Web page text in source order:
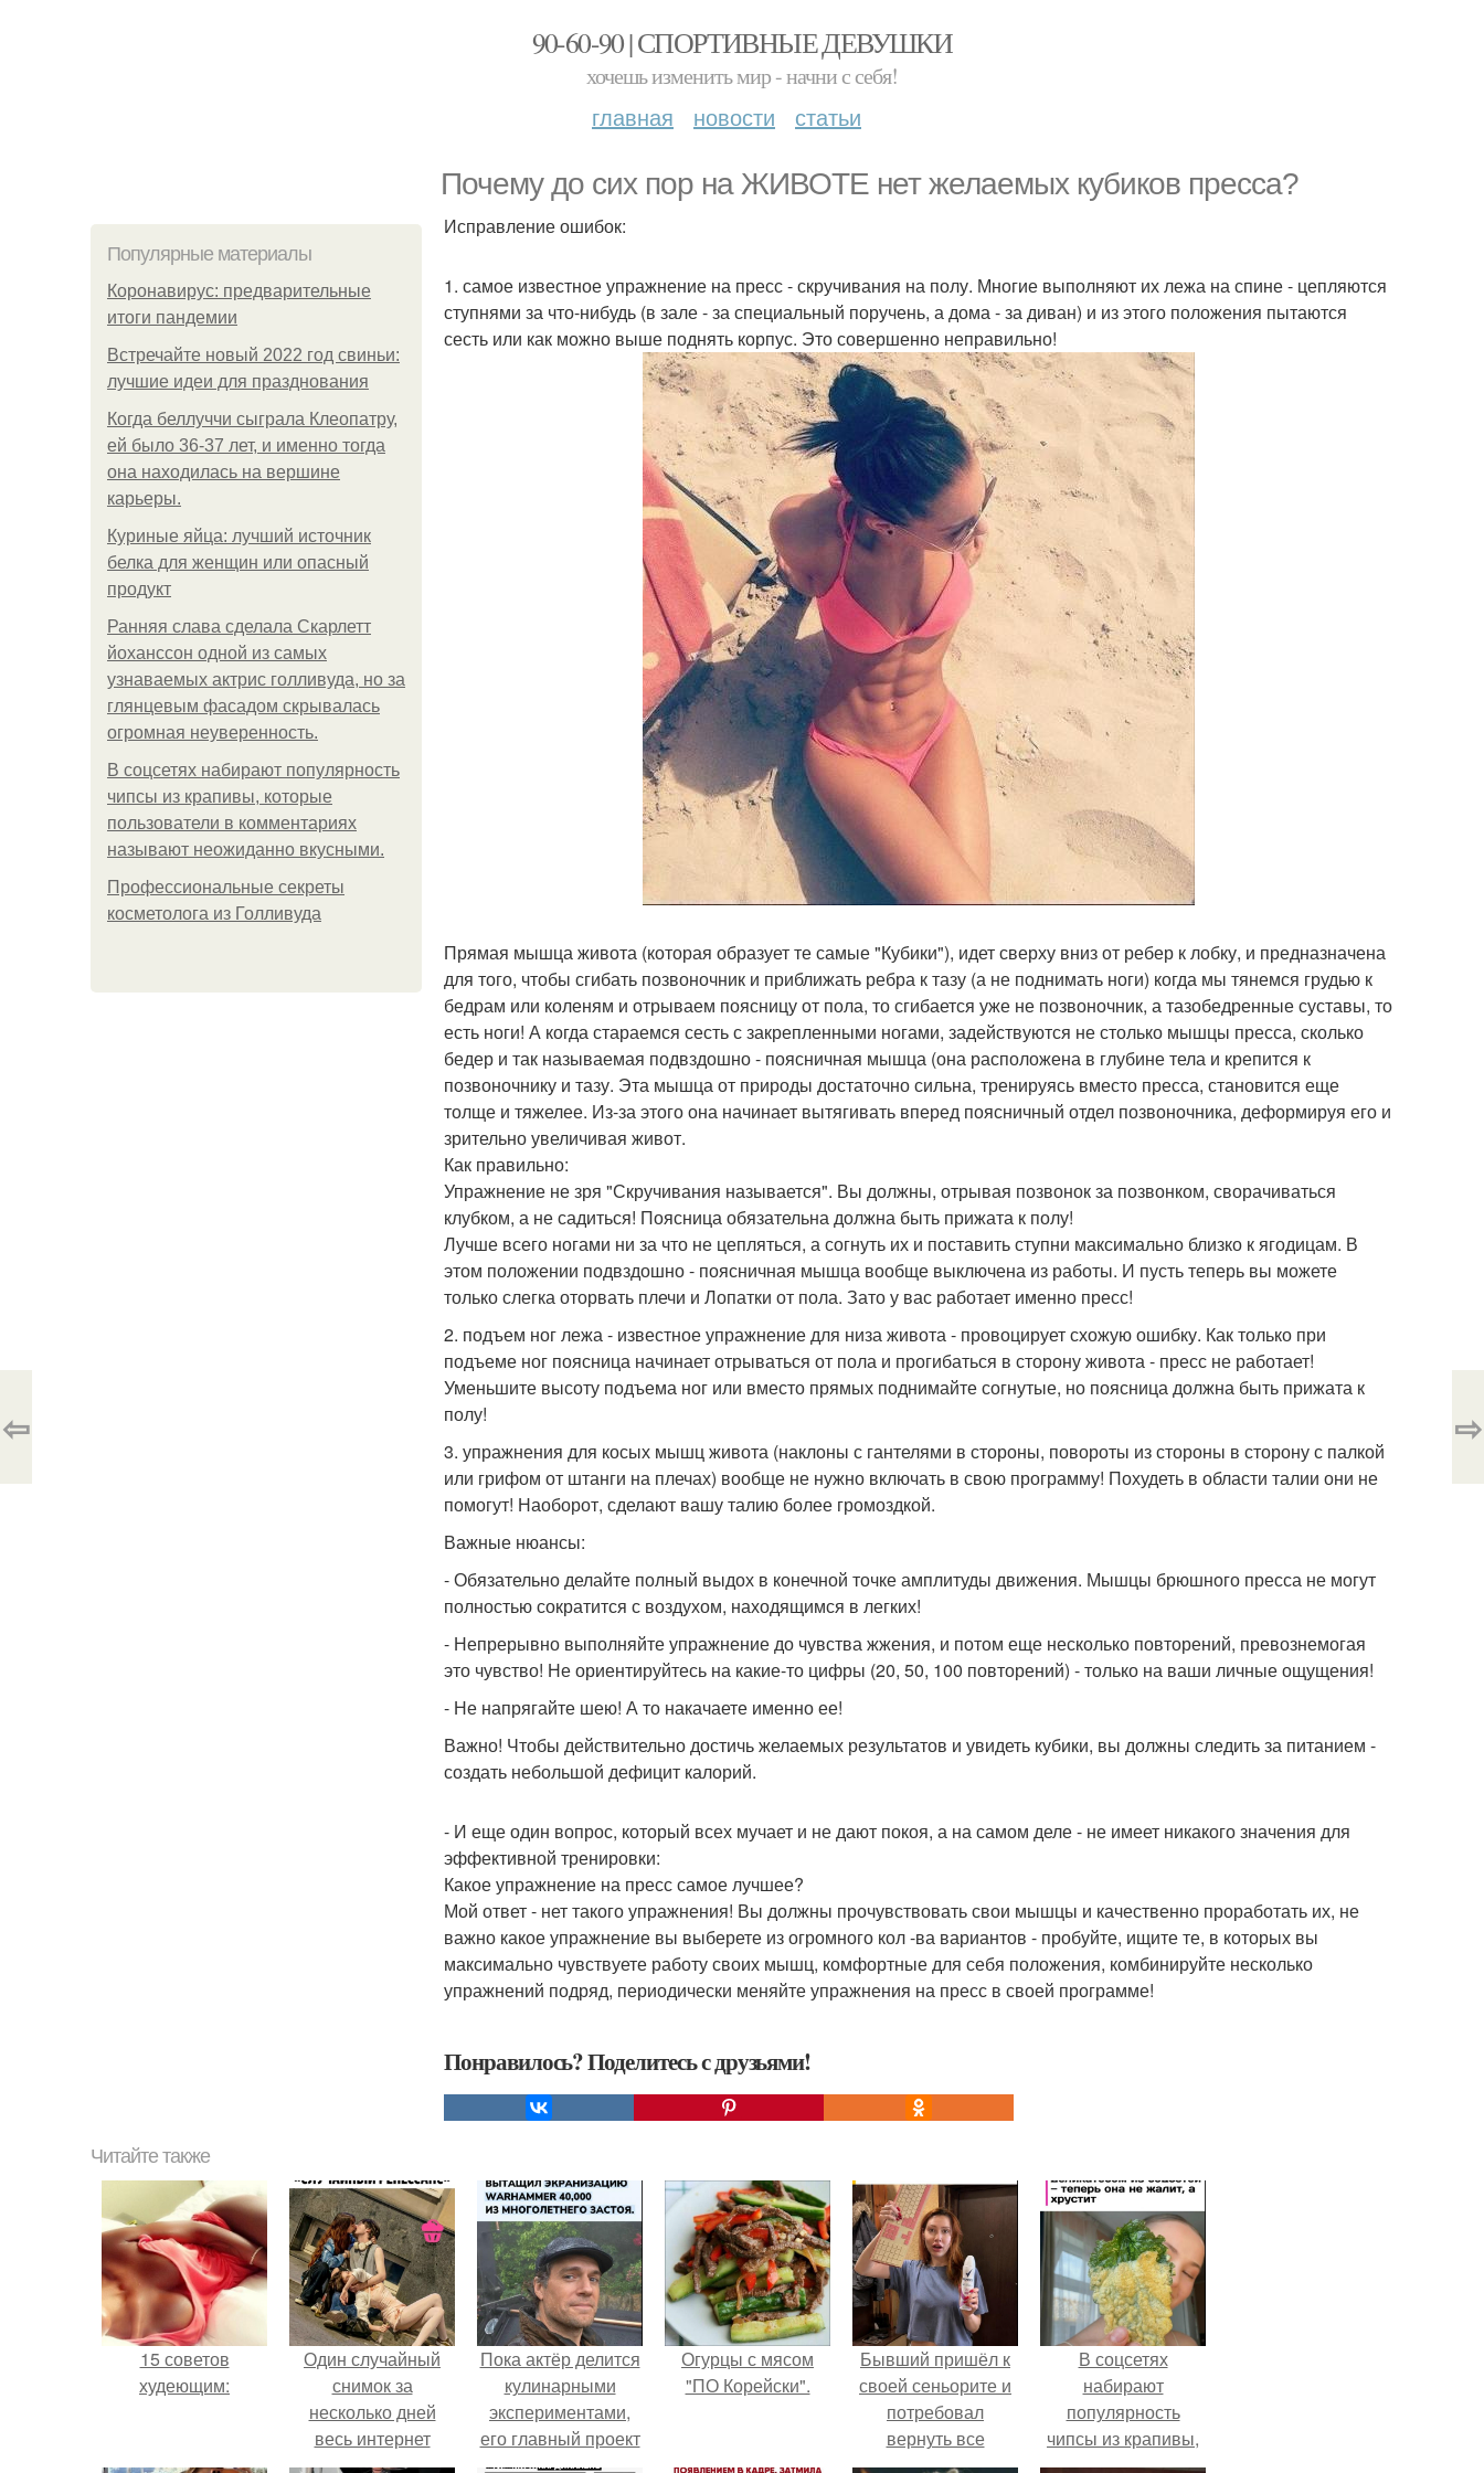
90-60-90 | СПОРТИВНЫЕ ДЕВУШКИ
хочешь изменить мир - начни с себя!
главная новости статьи
Почему до сих пор на ЖИВОТЕ нет желаемых кубиков пресса?
Популярные материалы
Коронавирус: предварительные
итоги пандемии
Встречайте новый 2022 год свиньи:
лучшие идеи для празднования
Когда беллуччи сыграла Клеопатру,
ей было 36-37 лет, и именно тогда
она находилась на вершине
карьеры.
Куриные яйца: лучший источник
белка для женщин или опасный
продукт
Ранняя слава сделала Скарлетт
йоханссон одной из самых
узнаваемых актрис голливуда, но за
глянцевым фасадом скрывалась
огромная неуверенность.
В соцсетях набирают популярность
чипсы из крапивы, которые
пользователи в комментариях
называют неожиданно вкусными.
Профессиональные секреты
косметолога из Голливуда
Исправление ошибок:
1. самое известное упражнение на пресс - скручивания на полу. Многие выполняют их лежа на спине - цепляются
ступнями за что-нибудь (в зале - за специальный поручень, а дома - за диван) и из этого положения пытаются
сесть или как можно выше поднять корпус. Это совершенно неправильно!
Прямая мышца живота (которая образует те самые "Кубики"), идет сверху вниз от ребер к лобку, и предназначена
для того, чтобы сгибать позвоночник и приближать ребра к тазу (а не поднимать ноги) когда мы тянемся грудью к
бедрам или коленям и отрываем поясницу от пола, то сгибается уже не позвоночник, а тазобедренные суставы, то
есть ноги! А когда стараемся сесть с закрепленными ногами, задействуются не столько мышцы пресса, сколько
бедер и так называемая подвздошно - поясничная мышца (она расположена в глубине тела и крепится к
позвоночнику и тазу. Эта мышца от природы достаточно сильна, тренируясь вместо пресса, становится еще
толще и тяжелее. Из-за этого она начинает вытягивать вперед поясничный отдел позвоночника, деформируя его и
зрительно увеличивая живот.
Как правильно:
Упражнение не зря "Скручивания называется". Вы должны, отрывая позвонок за позвонком, сворачиваться
клубком, а не садиться! Поясница обязательна должна быть прижата к полу!
Лучше всего ногами ни за что не цепляться, а согнуть их и поставить ступни максимально близко к ягодицам. В
этом положении подвздошно - поясничная мышца вообще выключена из работы. И пусть теперь вы можете
только слегка оторвать плечи и Лопатки от пола. Зато у вас работает именно пресс!
2. подъем ног лежа - известное упражнение для низа живота - провоцирует схожую ошибку. Как только при
подъеме ног поясница начинает отрываться от пола и прогибаться в сторону живота - пресс не работает!
Уменьшите высоту подъема ног или вместо прямых поднимайте согнутые, но поясница должна быть прижата к
полу!
3. упражнения для косых мышц живота (наклоны с гантелями в стороны, повороты из стороны в сторону с палкой
или грифом от штанги на плечах) вообще не нужно включать в свою программу! Похудеть в области талии они не
помогут! Наоборот, сделают вашу талию более громоздкой.
Важные нюансы:
- Обязательно делайте полный выдох в конечной точке амплитуды движения. Мышцы брюшного пресса не могут
полностью сократится с воздухом, находящимся в легких!
- Непрерывно выполняйте упражнение до чувства жжения, и потом еще несколько повторений, превознемогая
это чувство! Не ориентируйтесь на какие-то цифры (20, 50, 100 повторений) - только на ваши личные ощущения!
- Не напрягайте шею! А то накачаете именно ее!
Важно! Чтобы действительно достичь желаемых результатов и увидеть кубики, вы должны следить за питанием -
создать небольшой дефицит калорий.
- И еще один вопрос, который всех мучает и не дают покоя, а на самом деле - не имеет никакого значения для
эффективной тренировки:
Какое упражнение на пресс самое лучшее?
Мой ответ - нет такого упражнения! Вы должны прочувствовать свои мышцы и качественно проработать их, не
важно какое упражнение вы выберете из огромного кол -ва вариантов - пробуйте, ищите те, в которых вы
максимально чувствуете работу своих мышц, комфортные для себя положения, комбинируйте несколько
упражнений подряд, периодически меняйте упражнения на пресс в своей программе!
Понравилось? Поделитесь с друзьями!
⇦ ⇨
Читайте также
15 советов
худеющим:
Один случайный
снимок за
несколько дней
весь интернет
облетел.
Пока актёр делится
кулинарными
экспериментами,
его главный проект
сделал серьёзный
Огурцы с мясом
"ПО Корейски".
Бывший пришёл к
своей сеньорите и
потребовал
вернуть все
подарки.
В соцсетях
набирают
популярность
чипсы из крапивы,
которые